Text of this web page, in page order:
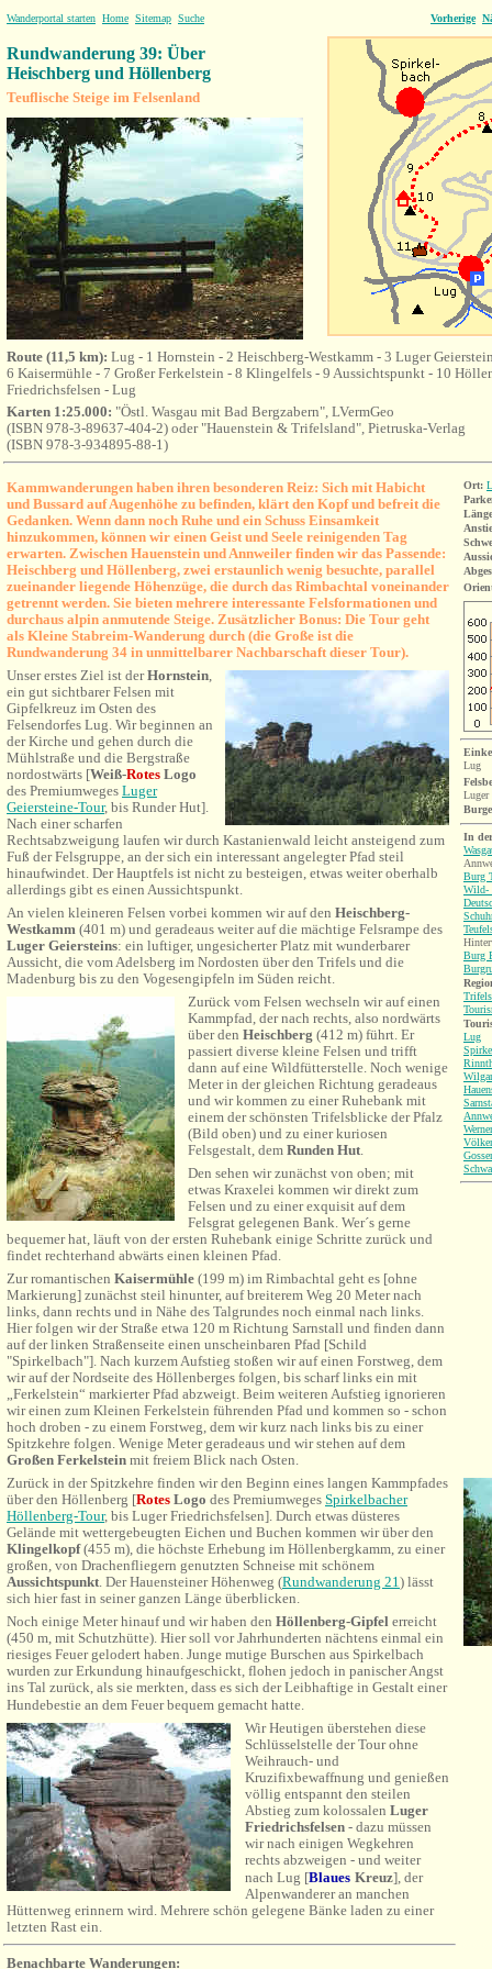
Wanderportal starten Home Sitemap Suche Vorherige
Rundwanderung 39: Über
Heischberg und Höllenberg
Teuflische Steige im Felsenland
Route (11,5 km): Lug - 1 Hornstein - 2 Heischberg-Westkamm - 3 Luger
6 Kaisermühle - 7 Großer Ferkelstein - 8 Klingelfels - 9 Aussichtspunkt - 10
Friedrichsfelsen - Lug
Karten 1:25.000: "Östl. Wasgau mit Bad Bergzabern", LVermGeo
(ISBN 978-3-89637-404-2) oder "Hauenstein & Trifelsland", Pietruska-Verlag
(ISBN 978-3-934895-88-1)
Kammwanderungen haben ihren besonderen Reiz: Sich mit Habicht
und Bussard auf Augenhöhe zu befinden, klärt den Kopf und befreit die
Gedanken. Wenn dann noch Ruhe und ein Schuss Einsamkeit
hinzukommen, können wir einen Geist und Seele reinigenden Tag
erwarten. Zwischen Hauenstein und Annweiler finden wir das Passende:
Heischberg und Höllenberg, zwei erstaunlich wenig besuchte, parallel
zueinander liegende Höhenzüge, die durch das Rimbachtal voneinander
getrennt werden. Sie bieten mehrere interessante Felsformationen und
durchaus alpin anmutende Steige. Zusätzlicher Bonus: Die Tour geht
als Kleine Stabreim-Wanderung durch (die Große ist die
Rundwanderung 34 in unmittelbarer Nachbarschaft dieser Tour).
Unser erstes Ziel ist derHornstein,
ein gut sichtbarer Felsen mit
Gipfelkreuz im Osten des
Felsendorfes Lug. Wir beginnen an
der Kirche und gehen durch die
Mühlstraße und die Bergstraße
nordostwärts [Weiß-Rotes Logo
des Premiumweges Luger
Geiersteine-Tour, bis Runder Hut].
Nach einer scharfen
Rechtsabzweigung laufen wir durch Kastanienwald leicht ansteigend zum
Fuß der Felsgruppe, an der sich ein interessant angelegter Pfad steil
hinaufwindet. Der Hauptfels ist nicht zu besteigen, etwas weiter oberhalb
allerdings gibt es einen Aussichtspunkt.
An vielen kleineren Felsen vorbei kommen wir auf den Heischberg-
Westkamm (401 m) und geradeaus weiter auf die mächtige Felsrampe des
Luger Geiersteins: ein luftiger, ungesicherter Platz mit wunderbarer
Aussicht, die vom Adelsberg im Nordosten über den Trifels und die
Madenburg bis zu den Vogesengipfeln im Süden reicht.
Zurück vom Felsen wechseln wir auf einen
Kammpfad, der nach rechts, also nordwärts
über den Heischberg (412 m) führt. Er
passiert diverse kleine Felsen und trifft
dann auf eine Wildfütterstelle. Noch wenige
Meter in der gleichen Richtung geradeaus
und wir kommen zu einer Ruhebank mit
einem der schönsten Trifelsblicke der Pfalz
(Bild oben) und zu einer kuriosen
Felsgestalt, dem Runden Hut.
Den sehen wir zunächst von oben; mit
etwas Kraxelei kommen wir direkt zum
Felsen und zu einer exquisit auf dem
Felsgrat gelegenen Bank. Wer´s gerne
bequemer hat, läuft von der ersten Ruhebank einige Schritte zurück und
findet rechterhand abwärts einen kleinen Pfad.
Zur romantischen Kaisermühle (199 m) im Rimbachtal geht es [ohne
Markierung] zunächst steil hinunter, auf breiterem Weg 20 Meter nach
links, dann rechts und in Nähe des Talgrundes noch einmal nach links.
Hier folgen wir der Straße etwa 120 m Richtung Sarnstall und finden dann
auf der linken Straßenseite einen unscheinbaren Pfad [Schild
"Spirkelbach"]. Nach kurzem Aufstieg stoßen wir auf einen Forstweg, dem
wir auf der Nordseite des Höllenberges folgen, bis scharf links ein mit
„Ferkelstein“ markierter Pfad abzweigt. Beim weiteren Aufstieg ignorieren
wir einen zum Kleinen Ferkelstein führenden Pfad und kommen so - schon
hoch droben - zu einem Forstweg, dem wir kurz nach links bis zu einer
Spitzkehre folgen. Wenige Meter geradeaus und wir stehen auf dem
Großen Ferkelstein mit freiem Blick nach Osten.
Zurück in der Spitzkehre finden wir den Beginn eines langen Kammpfades
über den Höllenberg [Rotes Logo des Premiumweges Spirkelbacher
Höllenberg-Tour, bis Luger Friedrichsfelsen]. Durch etwas düsteres
Gelände mit wettergebeugten Eichen und Buchen kommen wir über den
Klingelkopf(455 m), die höchste Erhebung im Höllenbergkamm, zu einer
großen, von Drachenfliegern genutzten Schneise mit schönem
Aussichtspunkt. Der Hauensteiner Höhenweg (Rundwanderung 21) lässt
sich hier fast in seiner ganzen Länge überblicken.
Noch einige Meter hinauf und wir haben den Höllenberg-Gipfel erreicht
(450 m, mit Schutzhütte). Hier soll vor Jahrhunderten nächtens einmal ein
riesiges Feuer gelodert haben. Junge mutige Burschen aus Spirkelbach
wurden zur Erkundung hinaufgeschickt, flohen jedoch in panischer Angst
ins Tal zurück, als sie merkten, dass es sich der Leibhaftige in Gestalt einer
Hundebestie an dem Feuer bequem gemacht hatte.
Wir Heutigen überstehen diese
Schlüsselstelle der Tour ohne
Weihrauch- und
Kruzifixbewaffnung und genießen
völlig entspannt den steilen
Abstieg zum kolossalen Luger
Friedrichsfelsen - dazu müssen
wir nach einigen Wegkehren
rechts abzweigen - und weiter
nach Lug [Blaues Kreuz], der
Alpenwanderer an manchen
Hüttenweg erinnern wird. Mehrere schön gelegene Bänke laden zu einer
letzten Rast ein.
Benachbarte Wanderungen:
Ort:
Lug
Luger
In
Burg
Wild-
Burg
Lug